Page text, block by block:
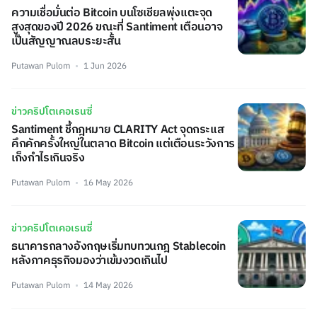
ความเชื่อมั่นต่อ Bitcoin บนโซเชียลพุ่งแตะจุด
สูงสุดของปี 2026 ขณะที่ Santiment เตือนอาจ
เป็นสัญญาณลบระยะสั้น
Putawan Pulom 1 Jun 2026
ข่าวคริปโตเคอเรนซี่
Santiment ชี้กฎหมาย CLARITY Act จุดกระแส
คึกคักครั้งใหญ่ในตลาด Bitcoin แต่เตือนระวังการ
เก็งกำไรเกินจริง
Putawan Pulom 16 May 2026
ข่าวคริปโตเคอเรนซี่
ธนาคารกลางอังกฤษเริ่มทบทวนกฎ Stablecoin
หลังภาคธุรกิจมองว่าเข้มงวดเกินไป
Putawan Pulom 14 May 2026